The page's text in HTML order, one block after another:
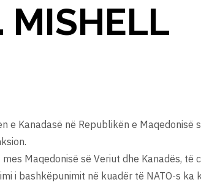
MISHELL
Kanadasë në Republikën e Maqedonisë
Maqedonisë së Veriut dhe Kanadës, të
i bashkëpunimit në kuadër të NATO-s ka